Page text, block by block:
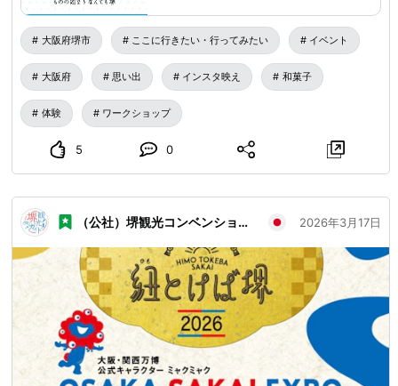
約不要（各回10〜15名・当日先着順） ※小学3年生未満は要
保護者同伴 🔍詳しくは「紐とけば堺2026」で検索！
🔗www.sakai-tcb.or.jp...
大阪府堺市 ここに行きたい・行ってみたい イベント
大阪府 思い出 インスタ映え 和菓子
体験 ワークショップ
5 0
（公社）堺観光コンベンション協会 2026年3月17日